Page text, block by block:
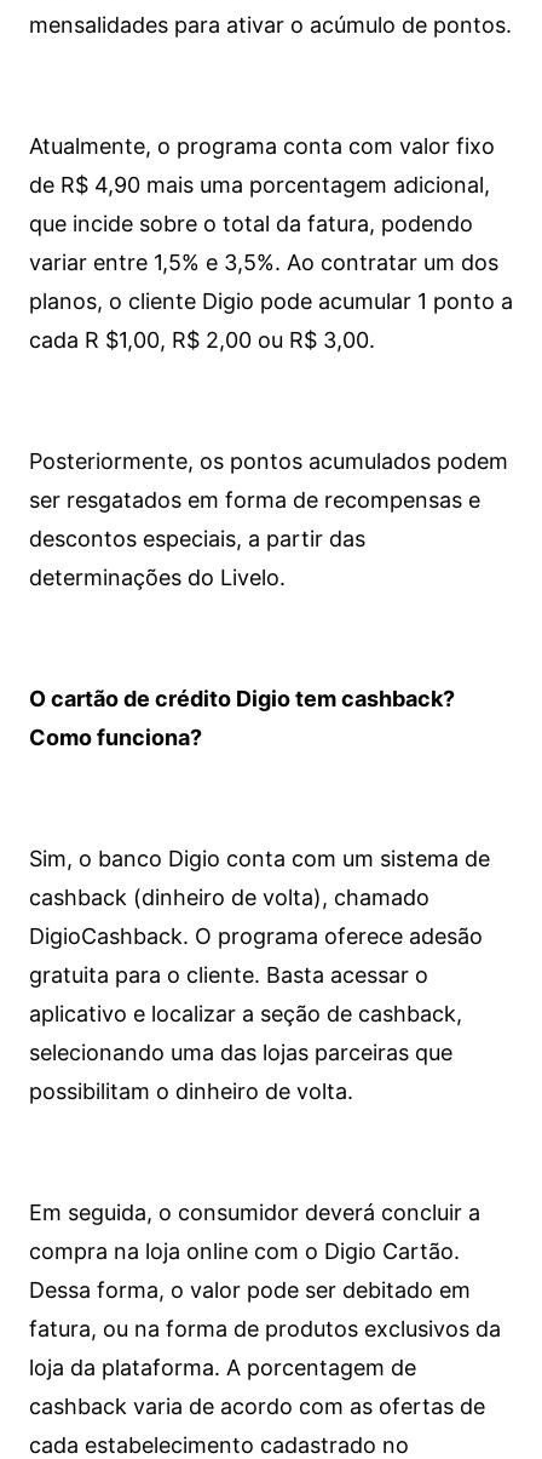
mensalidades para ativar o acúmulo de pontos.
Atualmente, o programa conta com valor fixo
de R$ 4,90 mais uma porcentagem adicional,
que incide sobre o total da fatura, podendo
variar entre 1,5% e 3,5%. Ao contratar um dos
planos, o cliente Digio pode acumular 1 ponto a
cada R $1,00, R$ 2,00 ou R$ 3,00.
Posteriormente, os pontos acumulados podem
ser resgatados em forma de recompensas e
descontos especiais, a partir das
determinações do Livelo.
O cartão de crédito Digio tem cashback?
Como funciona?
Sim, o banco Digio conta com um sistema de
cashback (dinheiro de volta), chamado
DigioCashback. O programa oferece adesão
gratuita para o cliente. Basta acessar o
aplicativo e localizar a seção de cashback,
selecionando uma das lojas parceiras que
possibilitam o dinheiro de volta.
Em seguida, o consumidor deverá concluir a
compra na loja online com o Digio Cartão.
Dessa forma, o valor pode ser debitado em
fatura, ou na forma de produtos exclusivos da
loja da plataforma. A porcentagem de
cashback varia de acordo com as ofertas de
cada estabelecimento cadastrado no